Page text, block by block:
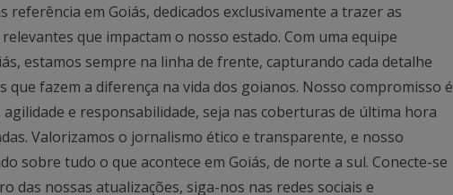
referência em Goiás, dedicados exclusivamente a trazer as
que impactam o nosso estado. Com uma equipe
estamos sempre na linha de frente, capturando cada detalhe
que fazem a diferença na vida dos goianos. Nosso compromisso é
e responsabilidade, seja nas coberturas de última hora
Valorizamos o jornalismo ético e transparente, e nosso
sobre tudo o que acontece em Goiás, de norte a sul. Conecte-se
das nossas atualizações, siga-nos nas redes sociais e